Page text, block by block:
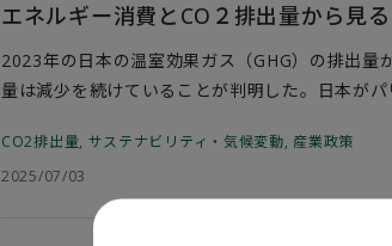
エネルギー消費とCO２排出量から見
CO2排出量, サステナビリティ・気候変動, 産業政策
2025/07/03
2023年の日本の温室効果ガス（GHG）の排出量
量は減少を続けていることが判明した。日本が
子力発電所の多くが停止していたこともあり排
果となっている。GHG排出量の9割を占めるCO2